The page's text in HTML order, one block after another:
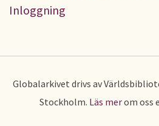
Inloggning
Globalarkivet drivs av
Stockholm. Läs merom oss